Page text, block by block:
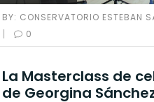
BY: CONSERVATORIO ESTEBAN
| 0
La Masterclass de
de Georgina